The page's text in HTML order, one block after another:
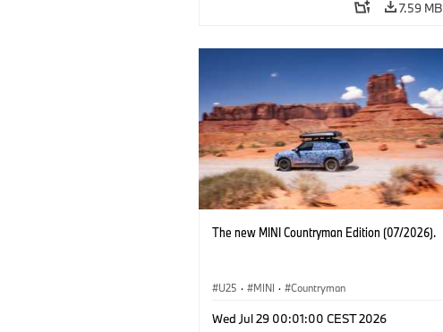
7.59 MB
The new MINI Countryman Edition (07/2026).
U25 · MINI · Countryman
Wed Jul 29 00:01:00 CEST 2026